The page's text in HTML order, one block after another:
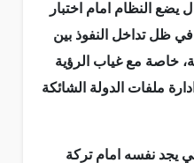
يضع النظام امام اختبار
ظل تداخل النفوذ بين
خاصة مع غياب الرؤية
ملفات الدولة الشائكة
يجد نفسه امام تركة